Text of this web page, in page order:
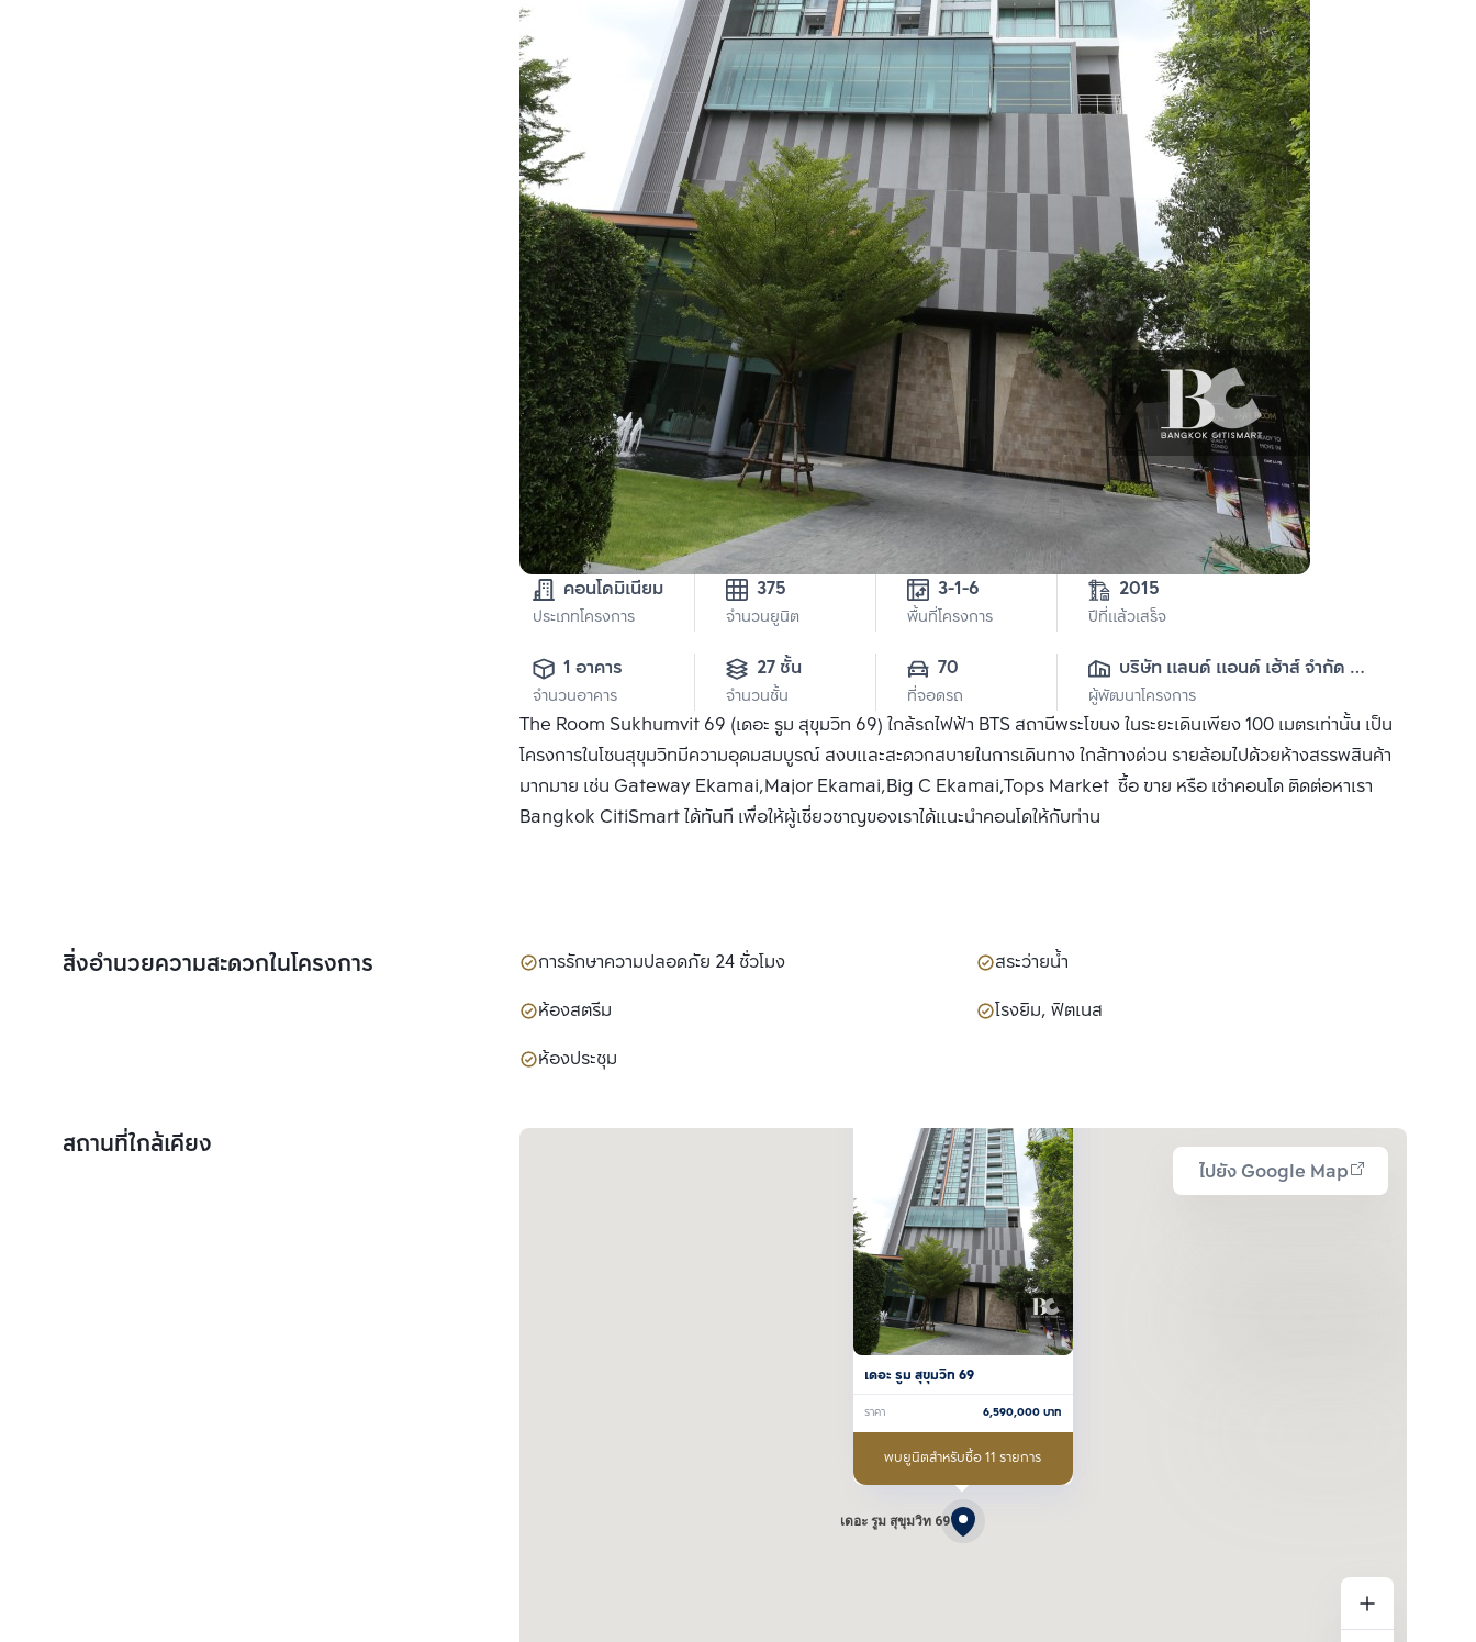
คอนโดมิเนียม
ประเภทโครงการ
375
จำนวนยูนิต
3-1-6
พื้นที่โครงการ
2015
ปีที่แล้วเสร็จ
1 อาคาร
จำนวนอาคาร
27 ชั้น
จำนวนชั้น
70
ที่จอดรถ
บริษัท แลนด์ แอนด์ เฮ้าส์ จำกัด
(มหาชน)
ผู้พัฒนาโครงการ
The Room Sukhumvit 69 (เดอะ รูม สุขุมวิท 69) ใกล้รถไฟฟ้า BTS สถานีพระโขนง ในระยะเดินเพียง 100 เมตรเท่านั้น เป็น
โครงการในโซนสุขุมวิทมีความอุดมสมบูรณ์ สงบและสะดวกสบายในการเดินทาง ใกล้ทางด่วน รายล้อมไปด้วยห้างสรรพสินค้า
มากมาย เช่น Gateway Ekamai,Major Ekamai,Big C Ekamai,Tops Market ซื้อ ขาย หรือ เช่าคอนโด ติดต่อหาเรา
Bangkok CitiSmart ได้ทันที เพื่อให้ผู้เชี่ยวชาญของเราได้แนะนำคอนโดให้กับท่าน
สิ่งอำนวยความสะดวกในโครงการ การรักษาความปลอดภัย 24 ชั่วโมง
สระว่ายน้ำ
ห้องสตรีม
โรงยิม, ฟิตเนส
ห้องประชุม
สถานที่ใกล้เคียง
ไปยัง Google Map
เดอะ รูม สุขุมวิท 69
เดอะ รูม สุขุมวิท 69
ราคา 6,590,000บาท
พบยูนิตสำหรับซื้อ 11 รายการ